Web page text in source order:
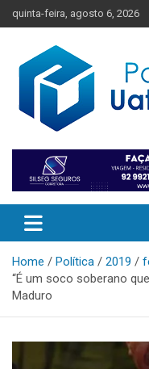
to
quinta-feira, agosto 6, 2026
Portal
Home Política 2019
“É um soco soberano
Maduro